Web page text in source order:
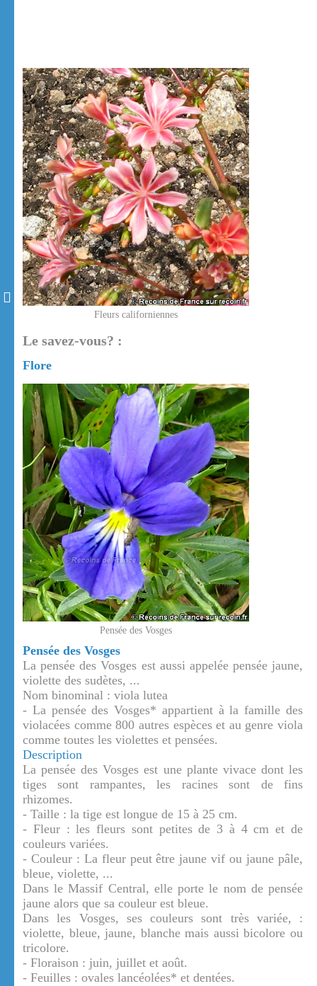
Fleurs californiennes
Le savez-vous? :
Flore
Pensée des Vosges
Pensée des Vosges
La pensée des Vosges est aussi appelée pensée jaune,
violette des sudètes, ...
Nom binominal : viola lutea
- La pensée des Vosges* appartient à la famille des
violacées comme 800 autres espèces et au genre viola
comme toutes les violettes et pensées.
Description
La pensée des Vosges est une plante vivace dont les
tiges sont rampantes, les racines sont de fins
rhizomes.
- Taille : la tige est longue de 15 à 25 cm.
- Fleur : les fleurs sont petites de 3 à 4 cm et de
couleurs variées.
- Couleur : La fleur peut être jaune vif ou jaune pâle,
bleue, violette, ...
Dans le Massif Central, elle porte le nom de pensée
jaune alors que sa couleur est bleue.
Dans les Vosges, ses couleurs sont très variée, :
violette, bleue, jaune, blanche mais aussi bicolore ou
tricolore.
- Floraison : juin, juillet et août.
- Feuilles : ovales lancéolées* et dentées.